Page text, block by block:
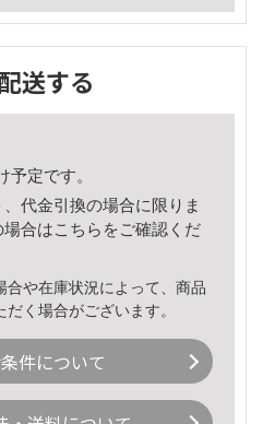
配送する
予定です。
代金引換の場合に限りま
合はこちら をご確認くだ
や在庫状況によって、商品
く場合がございます。
件について